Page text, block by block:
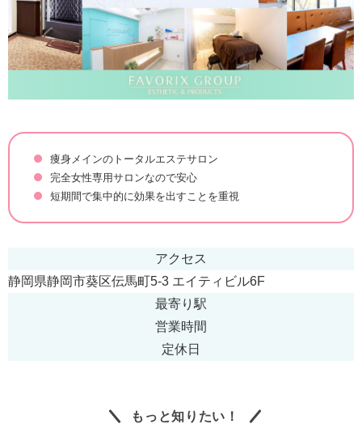
痩身メインのトータルエステサロン
完全女性専用サロンなので安心
短期間で集中的に効果を出すことを重視
アクセス
静岡県静岡市葵区伝馬町5-3 エイティビル6F
最寄り駅
営業時間
定休日
もっと知りたい！